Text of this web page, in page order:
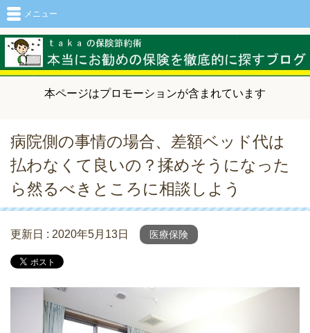
本ページはプロモーションが含まれています
メニュー
病院側の事情の場合、差額ベッド代は
払わなくて良いの？揉めそうになった
ら然るべきところに相談しよう
更新日 : 2020年5月13日 医療保険